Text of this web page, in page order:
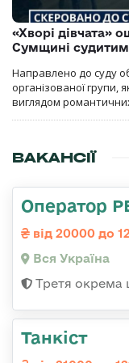
«Хворі дівчата»
Сумщині
Направлено до суду
організованої групи,
виглядом
ВАКАНСІЇ
Оператор
від 20000 до
Вся Україна
Третя окрема
Танкіст